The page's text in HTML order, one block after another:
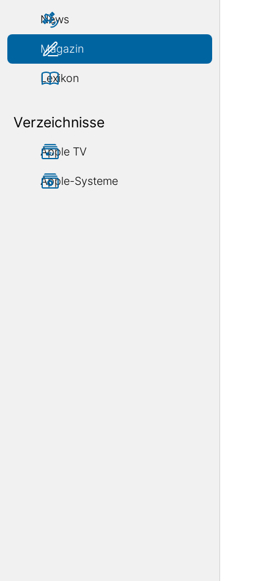
News
Magazin
Lexikon
Verzeichnisse
Apple TV
Apple-Systeme